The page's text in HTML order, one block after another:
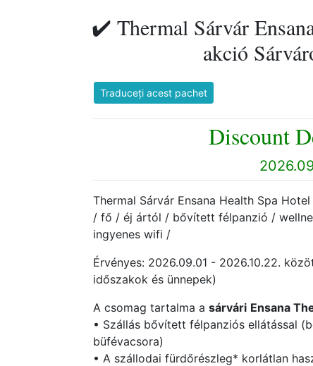
✔️ Thermal Sárvár
akció
Traduceți acest pachet
Discount
Thermal Sárvár Ensana Health Spa
/ fő / éj ártól / bővített félpanzió /
ingyenes wifi /
Érvényes: 2026.09.01 - 2026.10.22.
időszakok és ünnepek)
A csomag tartalma a sárvári Ensana
• Szállás bővített félpanziós ellátással
büfévacsora)
• A szállodai fürdőrészleg* korlátlan